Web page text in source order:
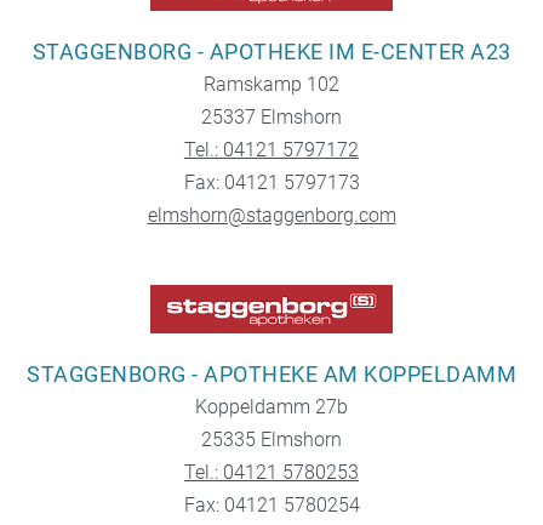
STAGGENBORG - APOTHEKE IM E-CENTER A23
Ramskamp 102
25337 Elmshorn
Tel.: 04121 5797172
Fax: 04121 5797173
elmshorn@staggenborg.com
STAGGENBORG - APOTHEKE AM KOPPELDAMM
Koppeldamm 27b
25335 Elmshorn
Tel.: 04121 5780253
Fax: 04121 5780254